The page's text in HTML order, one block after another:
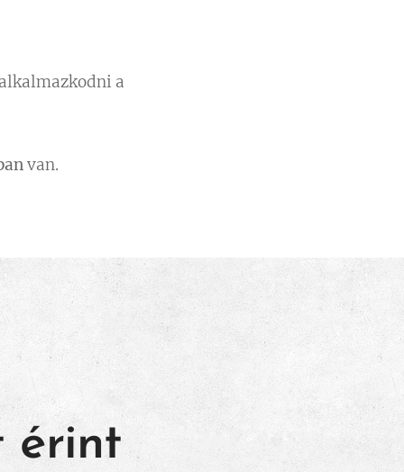
a
van.
érint